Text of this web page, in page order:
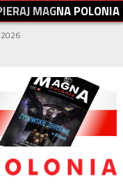
IERAJMAGNAPOLONIA